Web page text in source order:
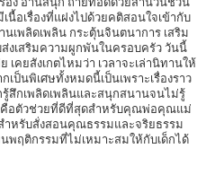
อเรื่องที่แฝงไปด้วยคติสอนใจเข้ากับ
พลิดเพลิน กระตุ้นจินตนาการ เสริม
งเสริมความผูกพันในครอบครัว วันนี้
คยสังเกตไหมว่า เวลาจะเล่านิทานให้
เป็นพิเศษทั้งหมดนี้เป็นเพราะเรื่องราว
สึกเพลิดเพลินและสนุกสนานจนไม่รู้
คือตัวช่วยที่ดีที่สุดสำหรับคุณพ่อคุณแม่
ำหรับสั่งสอนคุณธรรมและจริยธรรม
พฤติกรรมที่ไม่เหมาะสมให้กับเด็กได้